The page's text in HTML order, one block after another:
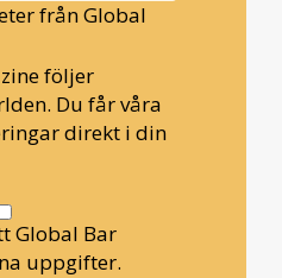
från Global
följer
Du får våra
direkt i din
Global Bar
uppgifter.